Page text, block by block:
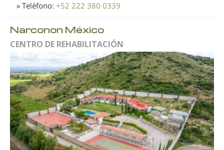
» Teléfono: +52 222 380 0339
Narconon México
CENTRO DE REHABILITACIÓN